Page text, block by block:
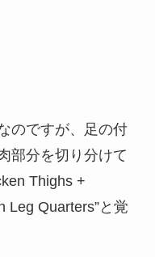
のですが、足の付
部分を切り分けて
Thighs +
Leg Quarters”と覚